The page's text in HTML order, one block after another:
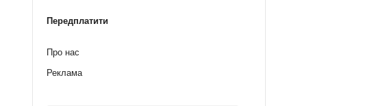
Передплатити
Про нас
Реклама